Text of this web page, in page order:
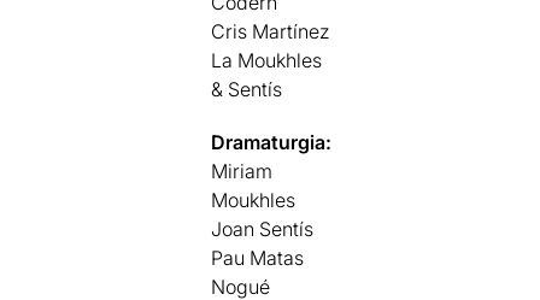
Cris Martínez
La Moukhles
& Sentís
Dramaturgia:
Miriam
Moukhles
Joan Sentís
Pau Matas
Nogué